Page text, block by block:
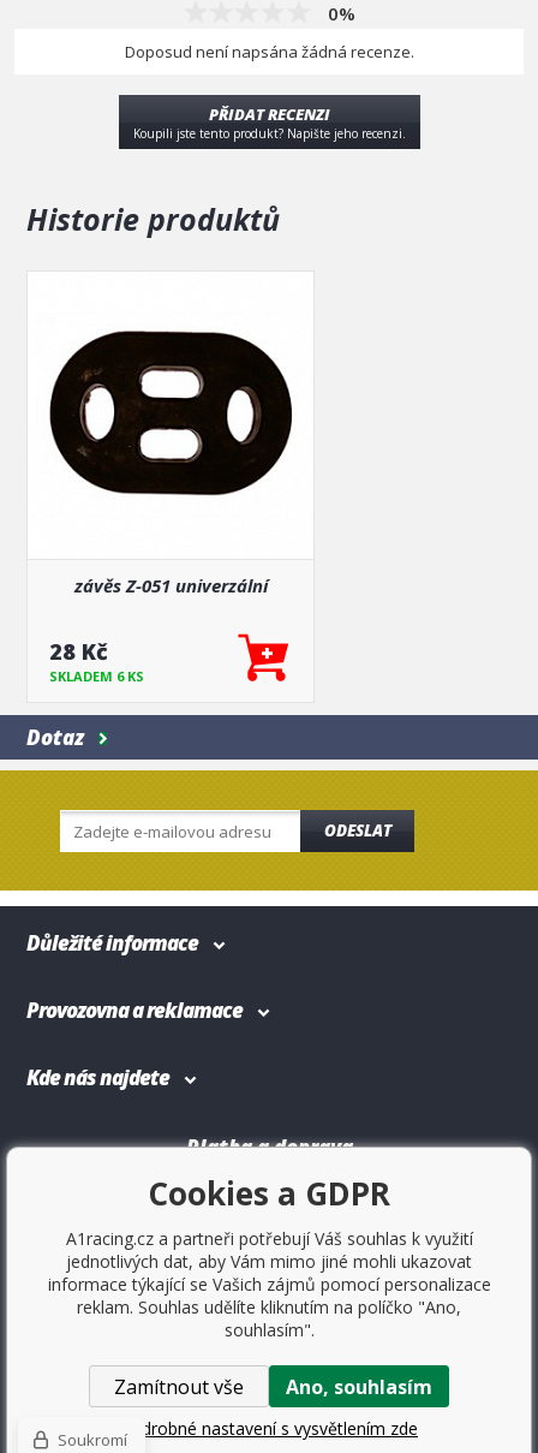
0%
Doposud není napsána žádná recenze.
PŘIDAT RECENZI
Koupili jste tento produkt? Napište jeho recenzi.
Historie produktů
závěs Z-051 univerzální
28 Kč
SKLADEM 6 KS
Dotaz
ODESLAT
Důležité informace
Provozovna a reklamace
Kde nás najdete
Platba a doprava
Copyright © 2017Sportovniautodoplnky.cz- Tuning shop,
sportovní autodoplňky, tuning auta. Všechny práva vyhrazené.
Cookies a GDPR
A1racing.cz a partneři potřebují Váš souhlas k využití
jednotlivých dat, aby Vám mimo jiné mohli ukazovat
informace týkající se Vašich zájmů pomocí personalizace
reklam. Souhlas udělíte kliknutím na políčko "Ano,
souhlasím".
Zamítnout vše Ano, souhlasím
Podrobné nastavení s vysvětlením zde
Soukromí